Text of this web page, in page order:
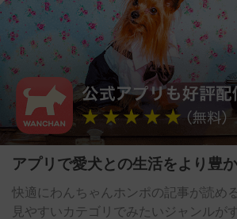
アプリで愛犬との生活をより豊か
快適にわんちゃんホンポの記事が読め
見やすいカテゴリでみたいジャンルが